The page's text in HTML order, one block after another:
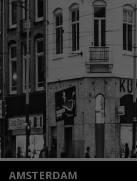
Nieuwstraat 35
2312 KA Leiden
+31(0)71 – 52 84 480
info@kunsthuisleiden.nl
Lees meer
AMSTERDAM